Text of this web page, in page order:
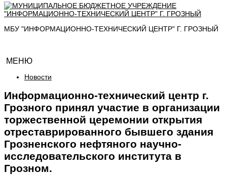
МБУ "ИНФОРМАЦИОННО-ТЕХНИЧЕСКИЙ ЦЕНТР" Г. ГРОЗНЫЙ
МЕНЮ
Новости
Информационно-технический центр г.
Грозного принял участие в организации
торжественной церемонии открытия
отреставрированного бывшего здания
Грозненского нефтяного научно-
исследовательского института в
Грозном.